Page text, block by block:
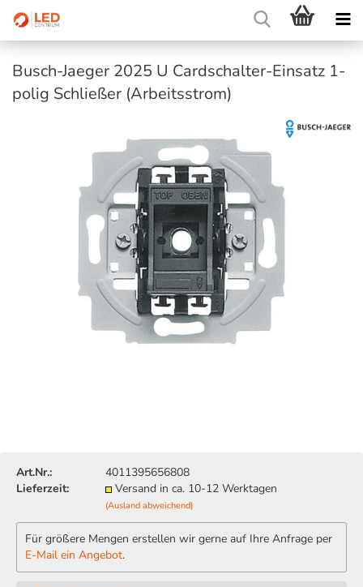
Busch-Jaeger 2025 U Cardschalter-Einsatz 1-
polig Schließer (Arbeitsstrom)
Art.Nr.:
4011395656808
Lieferzeit:
Versand in ca. 10-12 Werktagen
(Ausland abweichend)
Für größere Mengen erstellen wir gerne auf Ihre Anfrage per
E-Mail ein Angebot.